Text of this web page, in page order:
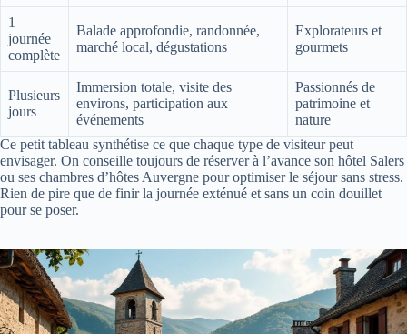
1
journée
complète
Balade approfondie, randonnée,
marché local, dégustations
Explorateurs et
gourmets
Plusieurs
jours
Immersion totale, visite des
environs, participation aux
événements
Passionnés de
patrimoine et
nature
Ce petit tableau synthétise ce que chaque type de visiteur peut
envisager. On conseille toujours de réserver à l’avance son hôtel Salers
ou ses chambres d’hôtes Auvergne pour optimiser le séjour sans stress.
Rien de pire que de finir la journée exténué et sans un coin douillet
pour se poser.